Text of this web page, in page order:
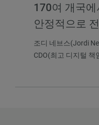
170여 개국
안정적으로
조디 네브스(Jordi
CDO(최고 디지털 책